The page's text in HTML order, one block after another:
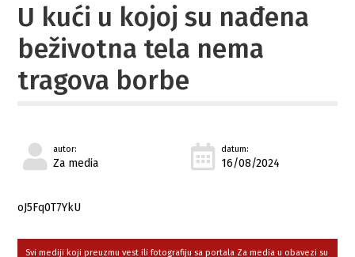
U kući u kojoj su nađena
beživotna tela nema
tragova borbe
autor:
Za media
datum:
16/08/2024
oJ5Fq0T7YkU
Svi mediji koji preuzmu vest ili fotografiju sa portala Za media u obavezi su